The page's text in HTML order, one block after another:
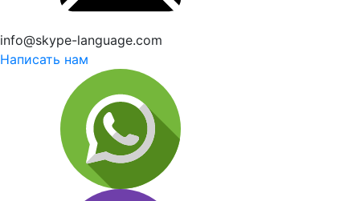
info@skype-language.com
Написать нам